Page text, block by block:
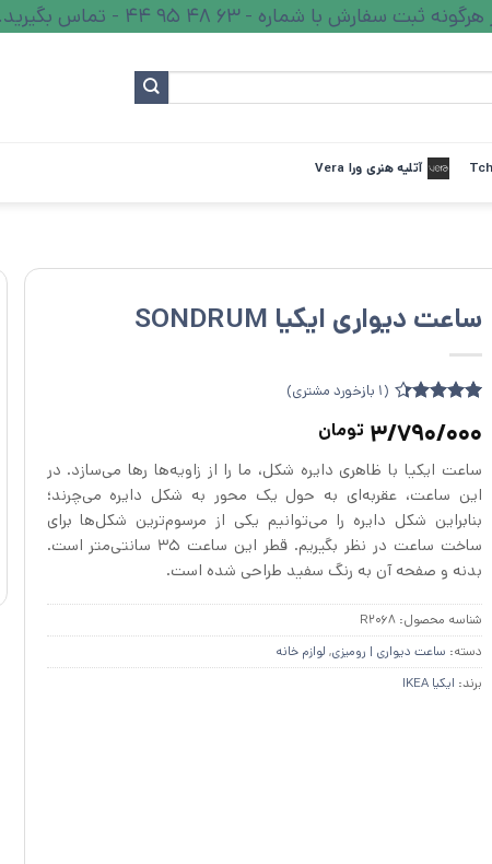
با شماره - 63 48 95 44 - تماس بگیرید.
آتلیه هنری ورا Vera
ساعت دیواری ایکیا SONDRUM
4.33
از 5
امتیازدهی
مشتری
(
1 بازخورد مشتری)
3/790/000 تومان
ساعت ایکیا با ظاهری دایره شکل، ما را از زاویه‌ها رها می‌سازد. در
این ساعت، عقربه‌ای به حول یک محور به شکل دایره می‌چرند؛
بنابراین شکل دایره را می‌توانیم یکی از مرسوم‌ترین شکل‌ها برای
ساخت ساعت در نظر بگیریم. قطر این ساعت 35 سانتی‌متر است.
بدنه و صفحه آن به رنگ سفید طراحی شده است.
شناسه محصول:R2068
دسته: ساعت دیواری | رومیزی, لوازم خانه
برند: ایکیا IKEA